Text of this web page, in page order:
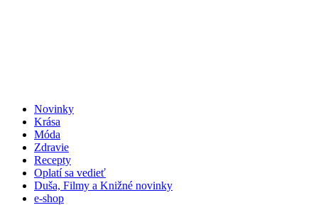
Novinky
Krása
Móda
Zdravie
Recepty
Oplatí sa vedieť
Duša, Filmy a Knižné novinky
e-shop